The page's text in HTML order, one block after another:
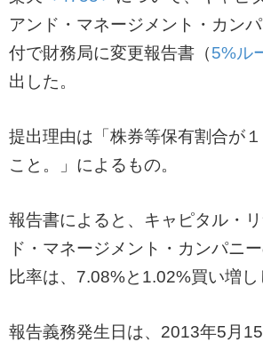
アンド・マネージメント・カン
付で財務局に変更報告書（5%ル
出した。
提出理由は「株券等保有割合が
こと。」によるもの。
報告書によると、キャピタル・
ド・マネージメント・カンパニ
比率は、7.08%と1.02%買い増し
報告義務発生日は、2013年5月15